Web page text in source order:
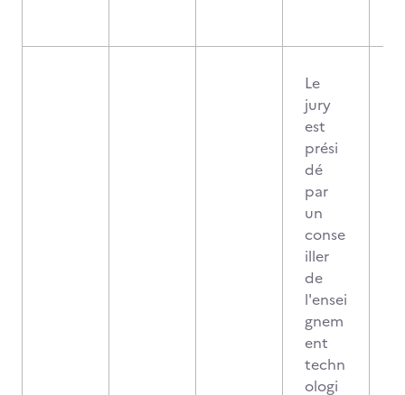
Le
jury
est
prési
dé
par
un
conse
iller
de
l'ensei
gnem
ent
techn
ologi